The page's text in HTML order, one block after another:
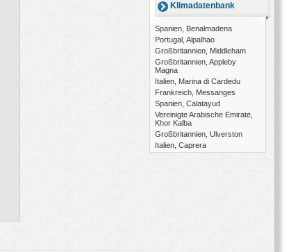
Klimadatenbank
Spanien, Benalmadena
Portugal, Alpalhao
Großbritannien, Middleham
Großbritannien, Appleby
Magna
Italien, Marina di Cardedu
Frankreich, Messanges
Spanien, Calatayud
Vereinigte Arabische Emirate,
Khor Kalba
Großbritannien, Ulverston
Italien, Caprera